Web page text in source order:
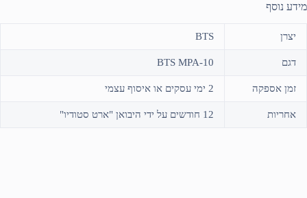
מידע נוסף
יצרן BTS
דגם BTS MPA-10
זמן אספקה 2 ימי עסקים או איסוף עצמי
אחריות 12 חודשים על ידי היבואן "ארט סטודיו"